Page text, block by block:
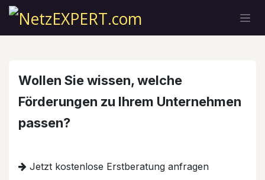
Zum Inhalt springen
Wollen Sie wissen, welche
Förderungen zu Ihrem Unternehmen
passen?
Jetzt kostenlose Erstberatung anfragen